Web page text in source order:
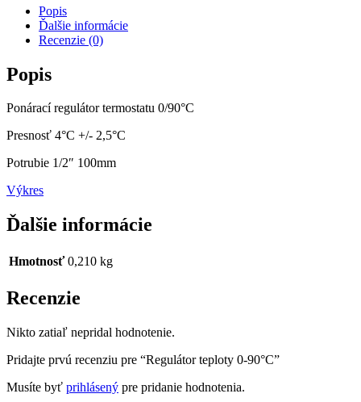
Popis
Ďalšie informácie
Recenzie (0)
Popis
Ponárací regulátor termostatu 0/90°C
Presnosť 4°C +/- 2,5°C
Potrubie 1/2″ 100mm
Výkres
Ďalšie informácie
Hmotnosť 0,210 kg
Recenzie
Nikto zatiaľ nepridal hodnotenie.
Pridajte prvú recenziu pre “Regulátor teploty 0-90°C”
Musíte byť prihlásený pre pridanie hodnotenia.